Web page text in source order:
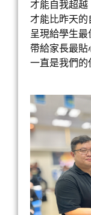
才能自我超越
才能比昨天的
呈現給學生最
帶給家長最貼
一直是我們的